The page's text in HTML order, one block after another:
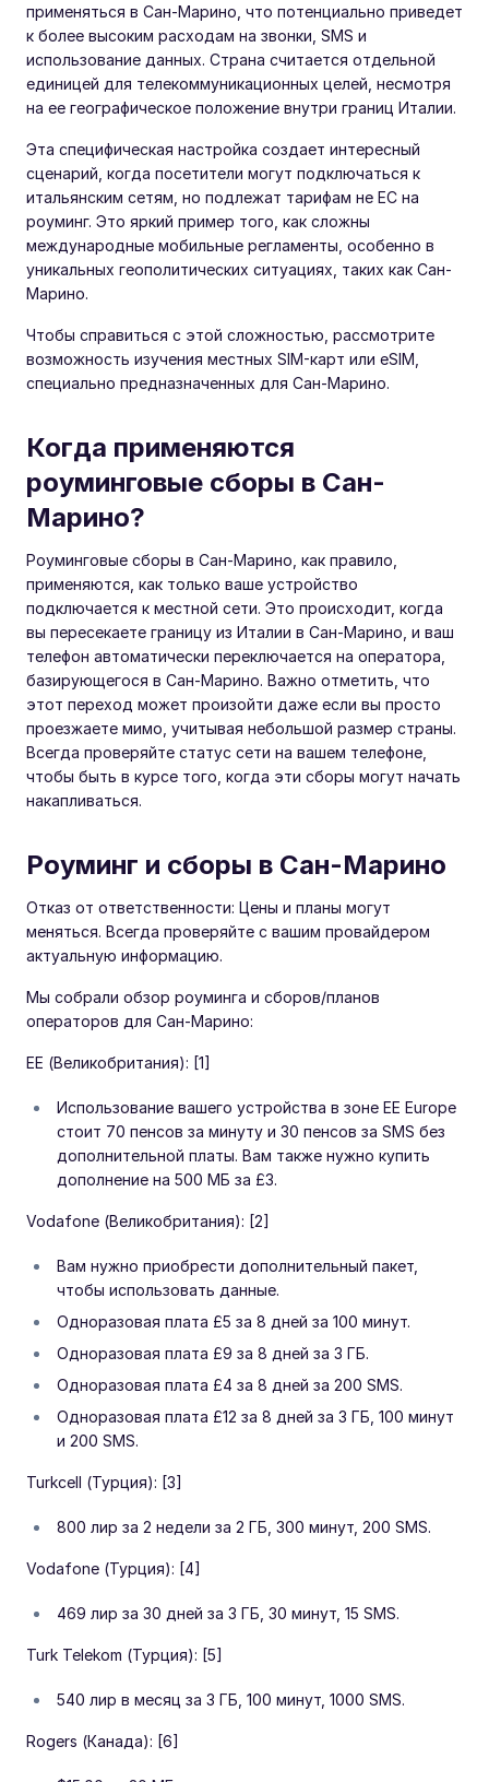
применяться в Сан-Марино, что потенциально приведет
к более высоким расходам на звонки, SMS и
использование данных. Страна считается отдельной
единицей для телекоммуникационных целей, несмотря
на ее географическое положение внутри границ Италии.
Эта специфическая настройка создает интересный
сценарий, когда посетители могут подключаться к
итальянским сетям, но подлежат тарифам не ЕС на
роуминг. Это яркий пример того, как сложны
международные мобильные регламенты, особенно в
уникальных геополитических ситуациях, таких как Сан-
Марино.
Чтобы справиться с этой сложностью, рассмотрите
возможность изучения местных SIM-карт или eSIM,
специально предназначенных для Сан-Марино.
Когда применяются
роуминговые сборы в Сан-
Марино?
Роуминговые сборы в Сан-Марино, как правило,
применяются, как только ваше устройство
подключается к местной сети. Это происходит, когда
вы пересекаете границу из Италии в Сан-Марино, и ваш
телефон автоматически переключается на оператора,
базирующегося в Сан-Марино. Важно отметить, что
этот переход может произойти даже если вы просто
проезжаете мимо, учитывая небольшой размер страны.
Всегда проверяйте статус сети на вашем телефоне,
чтобы быть в курсе того, когда эти сборы могут начать
накапливаться.
Роуминг и сборы в Сан-Марино
Отказ от ответственности: Цены и планы могут
меняться. Всегда проверяйте с вашим провайдером
актуальную информацию.
Мы собрали обзор роуминга и сборов/планов
операторов для Сан-Марино:
EE (Великобритания): [1]
Использование вашего устройства в зоне EE Europe
стоит 70 пенсов за минуту и 30 пенсов за SMS без
дополнительной платы. Вам также нужно купить
дополнение на 500 МБ за £3.
Vodafone (Великобритания): [2]
Вам нужно приобрести дополнительный пакет,
чтобы использовать данные.
Одноразовая плата £5 за 8 дней за 100 минут.
Одноразовая плата £9 за 8 дней за 3 ГБ.
Одноразовая плата £4 за 8 дней за 200 SMS.
Одноразовая плата £12 за 8 дней за 3 ГБ, 100 минут
и 200 SMS.
Turkcell (Турция): [3]
800 лир за 2 недели за 2 ГБ, 300 минут, 200 SMS.
Vodafone (Турция): [4]
469 лир за 30 дней за 3 ГБ, 30 минут, 15 SMS.
Turk Telekom (Турция): [5]
540 лир в месяц за 3 ГБ, 100 минут, 1000 SMS.
Rogers (Канада): [6]